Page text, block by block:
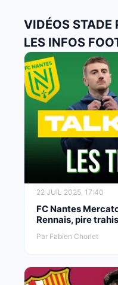
VIDÉOS STADE
LES INFOS
22 JUIL 2025, 17:40
FC Nantes
Rennais, pire
Par Fabien Chorlet